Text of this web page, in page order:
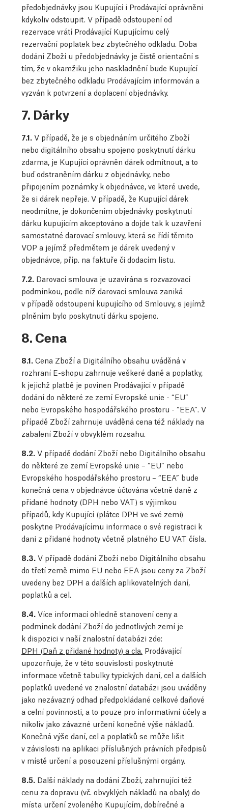
předobjednávky jsou Kupující i Prodávající oprávněni
kdykoliv odstoupit. V případě odstoupení od
rezervace vrátí Prodávající Kupujícímu celý
rezervační poplatek bez zbytečného odkladu. Doba
dodání Zboží u předobjednávky je čistě orientační s
tím, že v okamžiku jeho naskladnění bude Kupující
bez zbytečného odkladu Prodávajícím informován a
vyzván k potvrzení a doplacení objednávky.
7. Dárky
7.1. V případě, že je s objednáním určitého Zboží
nebo digitálního obsahu spojeno poskytnutí dárku
zdarma, je Kupující oprávněn dárek odmítnout, a to
buď odstraněním dárku z objednávky, nebo
připojením poznámky k objednávce, ve které uvede,
že si dárek nepřeje. V případě, že Kupující dárek
neodmítne, je dokončením objednávky poskytnutí
dárku kupujícím akceptováno a dojde tak k uzavření
samostatné darovací smlouvy, která se řídí těmito
VOP a jejímž předmětem je dárek uvedený v
objednávce, příp. na faktuře či dodacím listu.
7.2. Darovací smlouva je uzavírána s rozvazovací
podmínkou, podle níž darovací smlouva zaniká
v případě odstoupení kupujícího od Smlouvy, s jejímž
plněním bylo poskytnutí dárku spojeno.
8. Cena
8.1. Cena Zboží a Digitálního obsahu uváděná v
rozhraní E-shopu zahrnuje veškeré daně a poplatky,
k jejichž platbě je povinen Prodávající v případě
dodání do některé ze zemí Evropské unie - “EU”
nebo Evropského hospodářského prostoru - “EEA”. V
případě Zboží zahrnuje uváděná cena též náklady na
zabalení Zboží v obvyklém rozsahu.
8.2. V případě dodání Zboží nebo Digitálního obsahu
do některé ze zemí Evropské unie – “EU” nebo
Evropského hospodářského prostoru – “EEA” bude
konečná cena v objednávce účtována včetně daně z
přidané hodnoty (DPH nebo VAT) s výjimkou
případů, kdy Kupující (plátce DPH ve své zemi)
poskytne Prodávajícímu informace o své registraci k
dani z přidané hodnoty včetně platného EU VAT čísla.
8.3. V případě dodání Zboží nebo Digitálního obsahu
do třetí země mimo EU nebo EEA jsou ceny za Zboží
uvedeny bez DPH a dalších aplikovatelných daní,
poplatků a cel.
8.4. Více informací ohledně stanovení ceny a
podmínek dodání Zboží do jednotlivých zemí je
k dispozici v naší znalostní databázi zde:
DPH (Daň z přidané hodnoty) a cla. Prodávající
upozorňuje, že v této souvislosti poskytnuté
informace včetně tabulky typických daní, cel a dalších
poplatků uvedené ve znalostní databázi jsou uváděny
jako nezávazný odhad předpokládané celkové daňové
a celní povinnosti, a to pouze pro informativní účely a
nikoliv jako závazné určení konečné výše nákladů.
Konečná výše daní, cel a poplatků se může lišit
v závislosti na aplikaci příslušných právních předpisů
v místě určení a posouzení příslušnými orgány.
8.5. Další náklady na dodání Zboží, zahrnující též
cenu za dopravu (vč. obvyklých nákladů na obaly) do
místa určení zvoleného Kupujícím, dobírečné a